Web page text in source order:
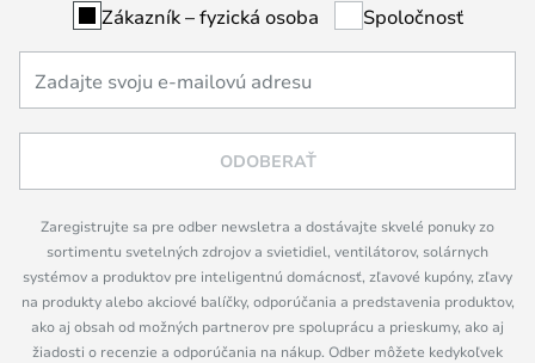
Zákazník – fyzická osoba Spoločnosť
ODOBERAŤ
Zaregistrujte sa pre odber newsletra a dostávajte skvelé ponuky zo
sortimentu svetelných zdrojov a svietidiel, ventilátorov, solárnych
systémov a produktov pre inteligentnú domácnosť, zľavové kupóny, zľavy
na produkty alebo akciové balíčky, odporúčania a predstavenia produktov,
ako aj obsah od možných partnerov pre spoluprácu a prieskumy, ako aj
žiadosti o recenzie a odporúčania na nákup. Odber môžete kedykoľvek